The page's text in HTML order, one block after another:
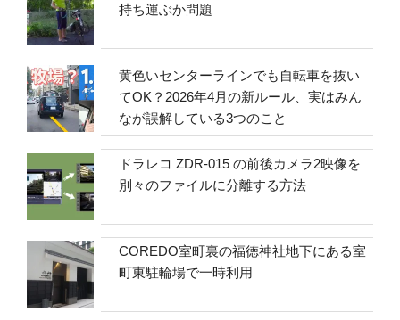
持ち運ぶか問題
黄色いセンターラインでも自転車を抜い
てOK？2026年4月の新ルール、実はみん
なが誤解している3つのこと
ドラレコ ZDR-015 の前後カメラ2映像を
別々のファイルに分離する方法
COREDO室町裏の福徳神社地下にある室
町東駐輪場で一時利用